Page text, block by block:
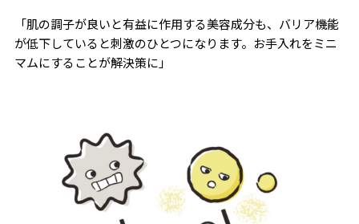
「肌の調子が良いと有益に作用する美容成分も、バリア機能
が低下していると刺激のひとつになります。お手入れをミニ
マムにすることが解決策に」